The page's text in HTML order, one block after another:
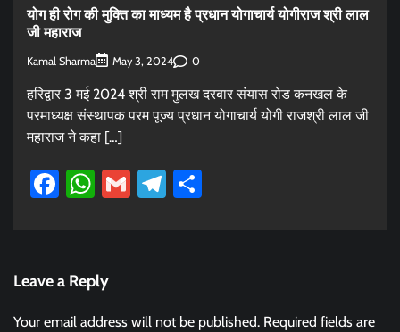
योग ही रोग की मुक्ति का माध्यम है प्रधान योगाचार्य योगीराज श्री लाल
जी महाराज
Kamal Sharma May 3, 2024 0
हरिद्वार 3 मई 2024 श्री राम मुलख दरबार संयास रोड कनखल के
परमाध्यक्ष संस्थापक परम पूज्य प्रधान योगाचार्य योगी राजश्री लाल जी
महाराज ने कहा […]
Facebook
WhatsApp
GmailTelegram
Leave a Reply
Your email address will not be published. Required fields are